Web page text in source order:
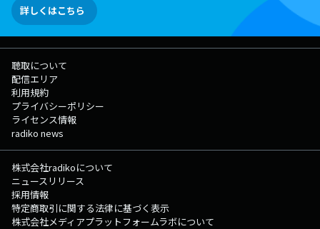
詳しくはこちら
聴取について
配信エリア
利用規約
プライバシーポリシー
ライセンス情報
radiko news
株式会社radikoについて
ニュースリリース
採用情報
特定商取引に関する法律に基づく表示
株式会社メディアプラットフォームラボについて